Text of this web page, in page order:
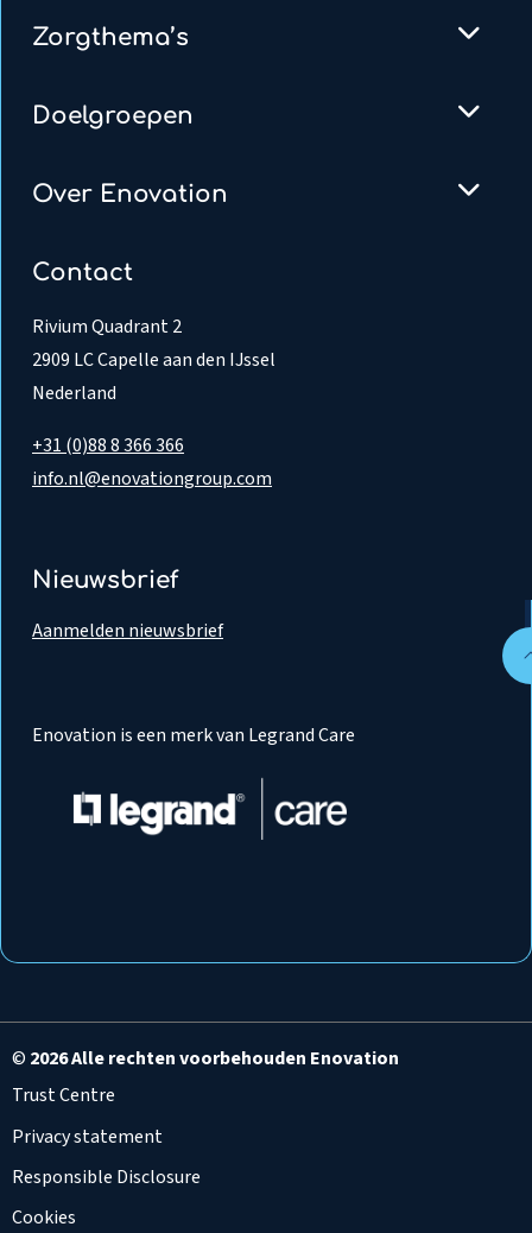
Zorgthema’s
Doelgroepen
Over Enovation
Contact
Rivium Quadrant 2
2909 LC Capelle aan den IJssel
Nederland
+31 (0)88 8 366 366
info.nl@enovationgroup.com
Nieuwsbrief
Aanmelden nieuwsbrief
Enovation is een merk van Legrand Care
© 2026 Alle rechten voorbehouden Enovation
Trust Centre
Privacy statement
Responsible Disclosure
Cookies